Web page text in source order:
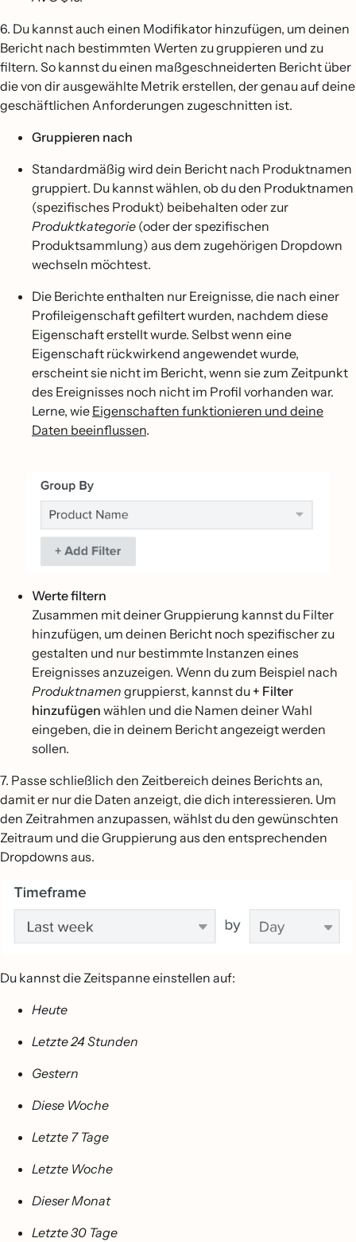
6. Du kannst auch einen Modifikator hinzufügen, um deinen
Bericht nach bestimmten Werten zu gruppieren und zu
filtern. So kannst du einen maßgeschneiderten Bericht über
die von dir ausgewählte Metrik erstellen, der genau auf deine
geschäftlichen Anforderungen zugeschnitten ist.
Gruppieren nach
Standardmäßig wird dein Bericht nach Produktnamen
gruppiert. Du kannst wählen, ob du den Produktnamen
(spezifisches Produkt) beibehalten oder zur
Produktkategorie (oder der spezifischen
Produktsammlung) aus dem zugehörigen Dropdown
wechseln möchtest.
Die Berichte enthalten nur Ereignisse, die nach einer
Profileigenschaft gefiltert wurden, nachdem diese
Eigenschaft erstellt wurde. Selbst wenn eine
Eigenschaft rückwirkend angewendet wurde,
erscheint sie nicht im Bericht, wenn sie zum Zeitpunkt
des Ereignisses noch nicht im Profil vorhanden war.
Lerne, wie Eigenschaften funktionieren und deine
Daten beeinflussen.
Werte filtern
Zusammen mit deiner Gruppierung kannst du Filter
hinzufügen, um deinen Bericht noch spezifischer zu
gestalten und nur bestimmte Instanzen eines
Ereignisses anzuzeigen. Wenn du zum Beispiel nach
Produktnamen gruppierst, kannst du + Filter
hinzufügen wählen und die Namen deiner Wahl
eingeben, die in deinem Bericht angezeigt werden
sollen.
7. Passe schließlich den Zeitbereich deines Berichts an,
damit er nur die Daten anzeigt, die dich interessieren. Um
den Zeitrahmen anzupassen, wählst du den gewünschten
Zeitraum und die Gruppierung aus den entsprechenden
Dropdowns aus.
Du kannst die Zeitspanne einstellen auf:
Heute
Letzte 24 Stunden
Gestern
Diese Woche
Letzte 7 Tage
Letzte Woche
Dieser Monat
Letzte 30 Tage